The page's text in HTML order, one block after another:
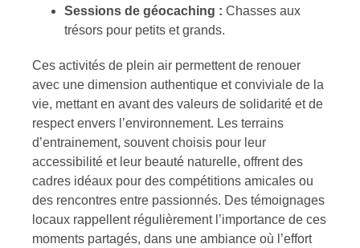
Sessions de géocaching : Chasses aux
trésors pour petits et grands.
Ces activités de plein air permettent de renouer
avec une dimension authentique et conviviale de la
vie, mettant en avant des valeurs de solidarité et de
respect envers l’environnement. Les terrains
d’entrainement, souvent choisis pour leur
accessibilité et leur beauté naturelle, offrent des
cadres idéaux pour des compétitions amicales ou
des rencontres entre passionnés. Des témoignages
locaux rappellent régulièrement l’importance de ces
moments partagés, dans une ambiance où l’effort